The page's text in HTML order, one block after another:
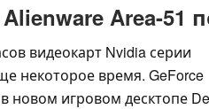
Area-51
видеокарт Nvidia серии
некоторое время. GeForce
новом игровом десктопе